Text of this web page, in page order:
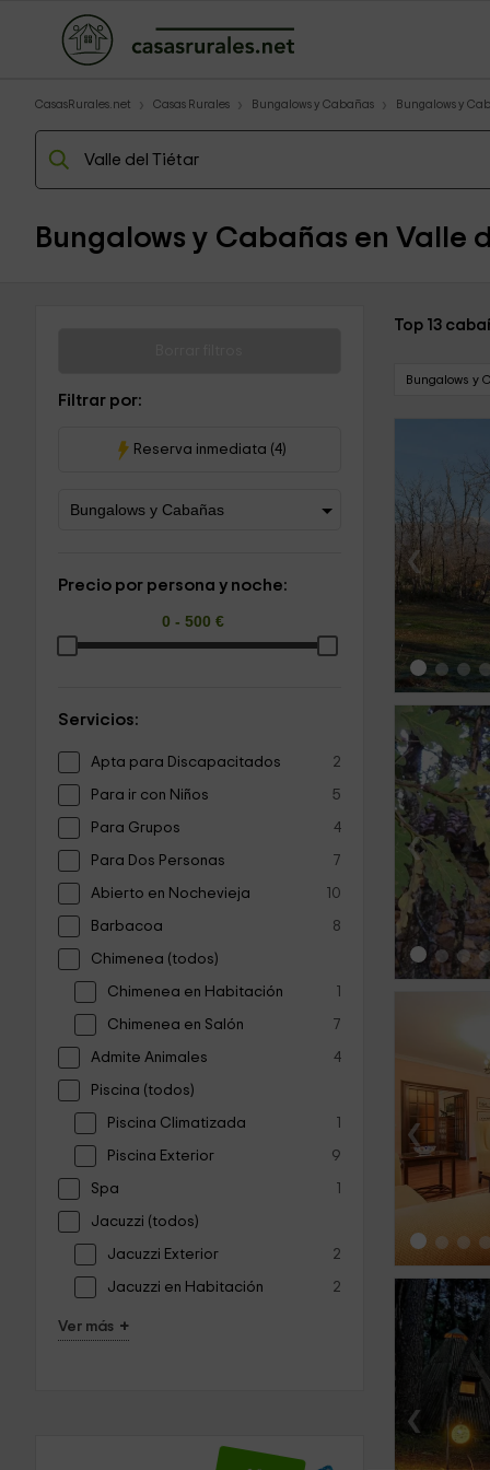
CasasRurales.net Casas Rurales Bungalows y Cabañas Bungalows y
Bungalows y Cabañas en Valle
Filtrar por:
Reserva inmediata (4)
Precio por persona y noche:
Servicios:
Apta para Discapacitados 2
Para ir con Niños 5
Para Grupos 4
Para Dos Personas 7
Abierto en Nochevieja 10
Barbacoa 8
Chimenea (todos)
Chimenea en Habitación 1
Chimenea en Salón 7
Admite Animales 4
Piscina (todos)
Piscina Climatizada 1
Piscina Exterior 9
Spa 1
Jacuzzi (todos)
Jacuzzi Exterior 2
Jacuzzi en Habitación 2
Ver más +
Top 13
Bungalows y
‹
‹
‹
‹